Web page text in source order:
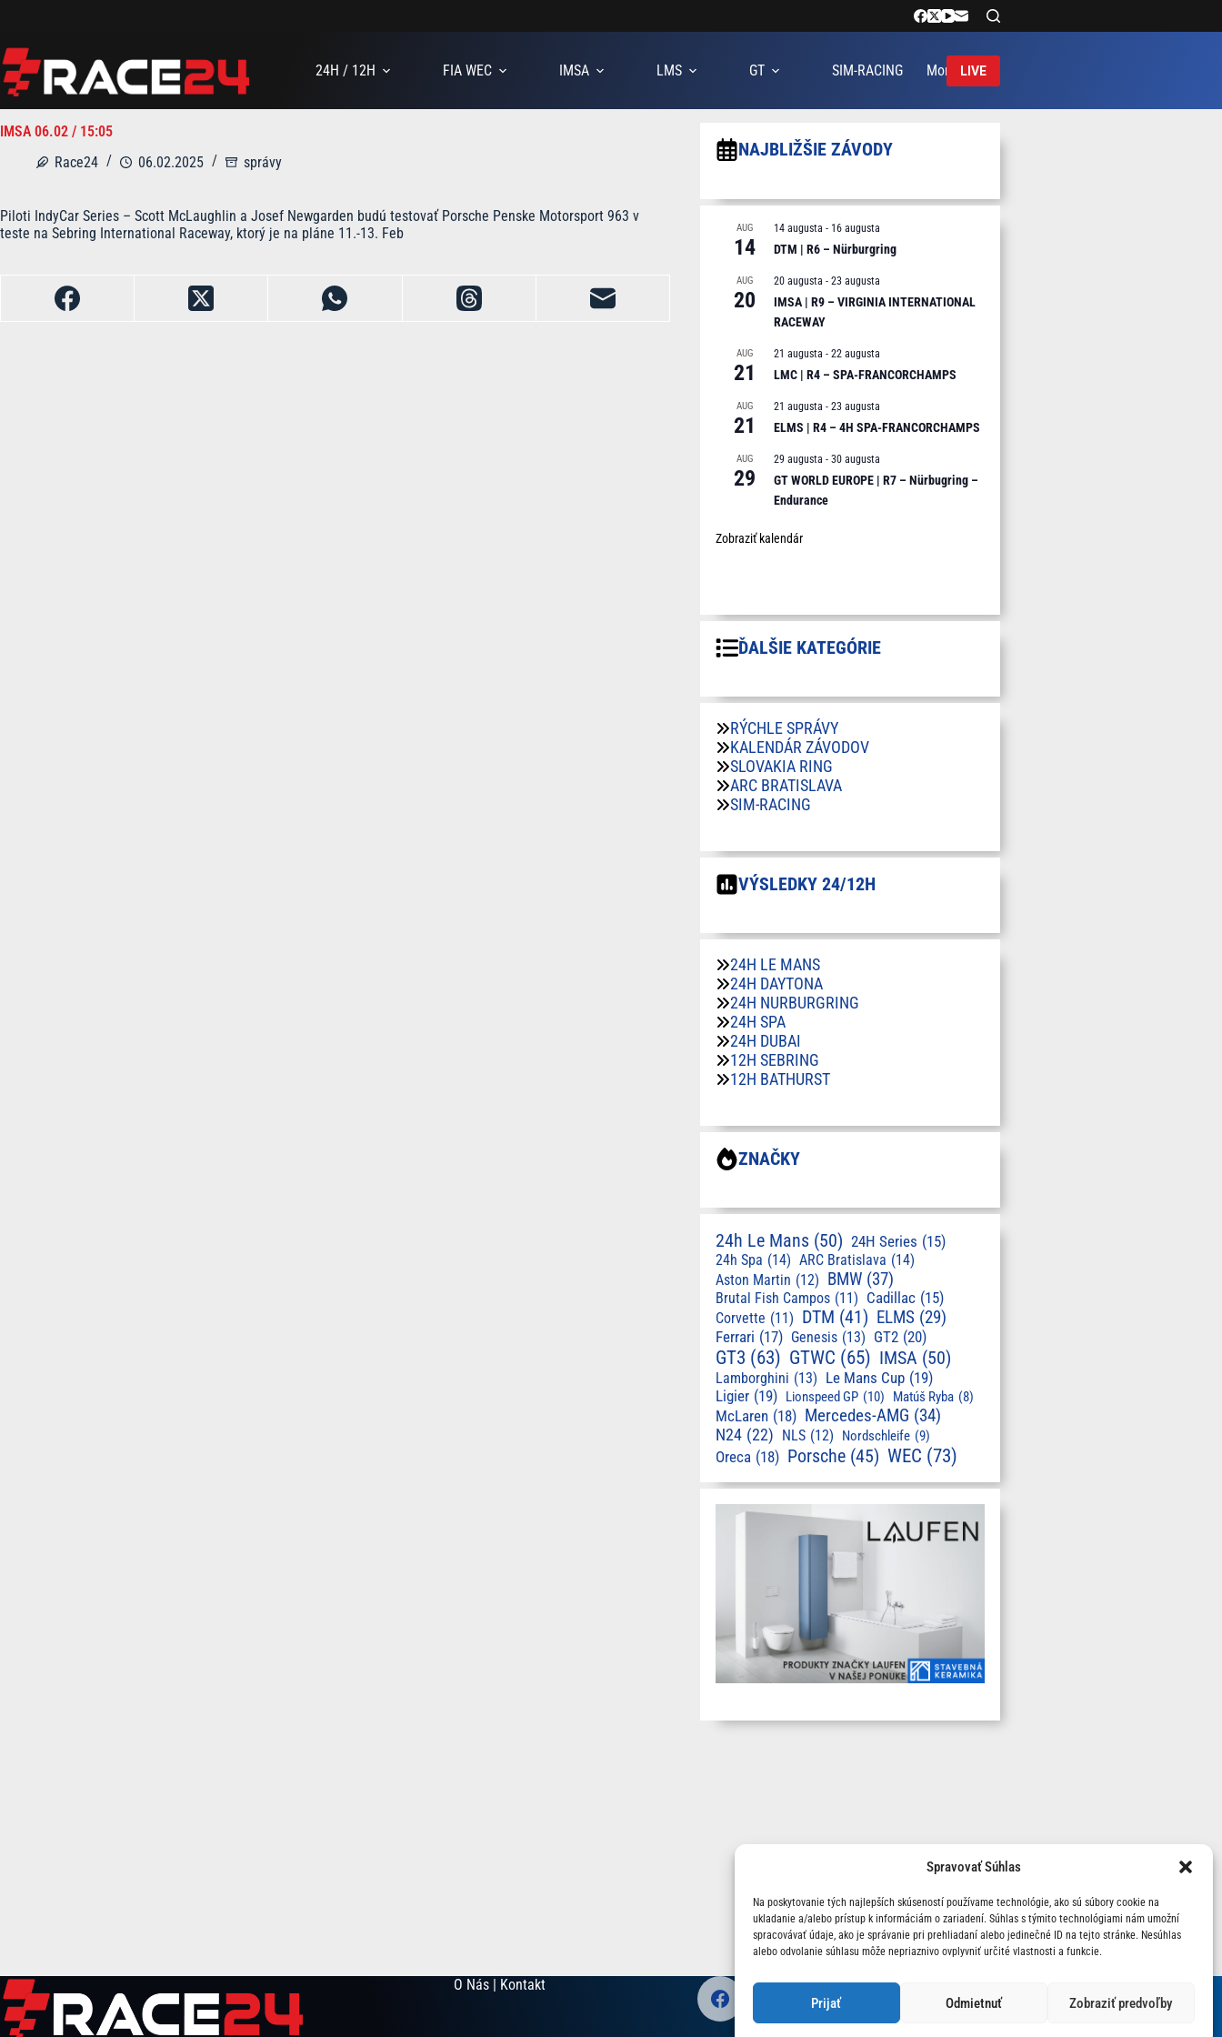
Spravovať Súhlas
Na poskytovanie tých najlepších skúseností používame technológie, ako sú súbory cookie na
ukladanie a/alebo prístup k informáciám o zariadení. Súhlas s týmito technológiami nám umožní
spracovávať údaje, ako je správanie pri prehliadaní alebo jedinečné ID na tejto stránke. Nesúhlas
alebo odvolanie súhlasu môže nepriaznivo ovplyvniť určité vlastnosti a funkcie.
Prijať Odmietnuť Zobraziť predvoľby
24H / 12H
FIA WEC IMSA LMS GT SIM-RACING More LIVE
IMSA 06.02 / 15:05
Race24
06.02.2025 správy
Piloti IndyCar Series – Scott McLaughlin a Josef Newgarden budú testovať Porsche Penske Motorsport 963 v
teste na Sebring International Raceway, ktorý je na pláne 11.-13. Feb
NAJBLIŽŠIE ZÁVODY
AUG
14
14 augusta - 16 augusta
DTM | R6 – Nürburgring
AUG
20
20 augusta - 23 augusta
IMSA | R9 – VIRGINIA INTERNATIONAL
RACEWAY
AUG
21
21 augusta - 22 augusta
LMC | R4 – SPA-FRANCORCHAMPS
AUG
21
21 augusta - 23 augusta
ELMS | R4 – 4H SPA-FRANCORCHAMPS
AUG
29
29 augusta - 30 augusta
GT WORLD EUROPE | R7 – Nürbugring –
Endurance
Zobraziť kalendár
ĎALŠIE KATEGÓRIE
RÝCHLE SPRÁVY
KALENDÁR ZÁVODOV
SLOVAKIA RING
ARC BRATISLAVA
SIM-RACING
VÝSLEDKY 24/12H
24H LE MANS
24H DAYTONA
24H NURBURGRING
24H SPA
24H DUBAI
12H SEBRING
12H BATHURST
ZNAČKY
24h Le Mans (50) 24H Series (15)
24h Spa (14) ARC Bratislava (14)
Aston Martin (12) BMW (37)
Brutal Fish Campos (11) Cadillac (15)
Corvette (11) DTM (41) ELMS (29)
Ferrari (17) Genesis (13) GT2 (20)
GT3 (63) GTWC (65) IMSA (50)
Lamborghini (13) Le Mans Cup (19)
Ligier (19) Lionspeed GP (10) Matúš Ryba (8)
McLaren (18) Mercedes-AMG (34)
N24 (22) NLS (12) Nordschleife (9)
Oreca (18) Porsche (45) WEC (73)
O Nás | Kontakt